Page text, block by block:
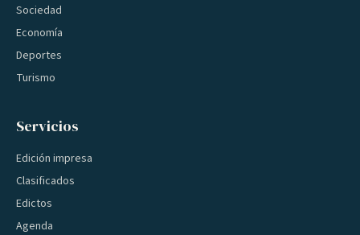
Sociedad
Economía
Deportes
Turismo
Servicios
Edición impresa
Clasificados
Edictos
Agenda